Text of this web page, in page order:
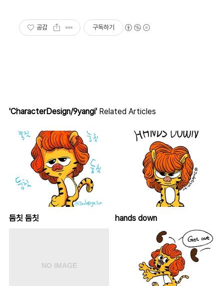
에서 해결하세요.
공감 구독하기
'CharacterDesign/9yangi' Related Articles
둠칫 둠칫 hands down